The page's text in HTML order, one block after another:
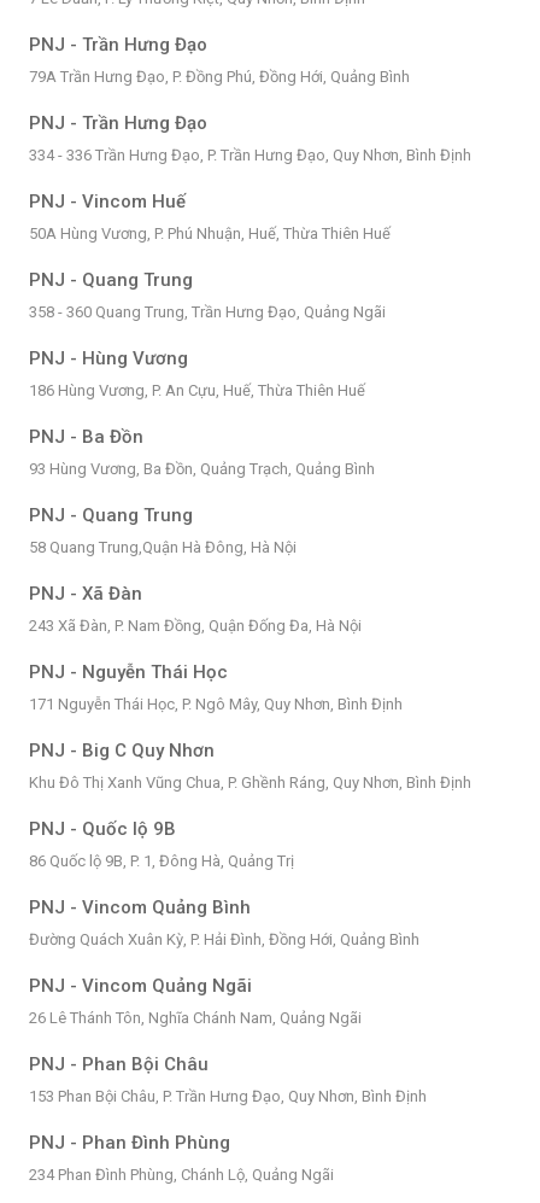
PNJ - Trần Hưng Đạo
79A Trần Hưng Đạo, P. Đồng Phú, Đồng Hới, Quảng Bình
PNJ - Trần Hưng Đạo
334 - 336 Trần Hưng Đạo, P. Trần Hưng Đạo, Quy Nhơn, Bình Định
PNJ - Vincom Huế
50A Hùng Vương, P. Phú Nhuận, Huế, Thừa Thiên Huế
PNJ - Quang Trung
358 - 360 Quang Trung, Trần Hưng Đạo, Quảng Ngãi
PNJ - Hùng Vương
186 Hùng Vương, P. An Cựu, Huế, Thừa Thiên Huế
PNJ - Ba Đồn
93 Hùng Vương, Ba Đồn, Quảng Trạch, Quảng Bình
PNJ - Quang Trung
58 Quang Trung,Quận Hà Đông, Hà Nội
PNJ - Xã Đàn
243 Xã Đàn, P. Nam Đồng, Quận Đống Đa, Hà Nội
PNJ - Nguyễn Thái Học
171 Nguyễn Thái Học, P. Ngô Mây, Quy Nhơn, Bình Định
PNJ - Big C Quy Nhơn
Khu Đô Thị Xanh Vũng Chua, P. Ghềnh Ráng, Quy Nhơn, Bình Định
PNJ - Quốc lộ 9B
86 Quốc lộ 9B, P. 1, Đông Hà, Quảng Trị
PNJ - Vincom Quảng Bình
Đường Quách Xuân Kỳ, P. Hải Đình, Đồng Hới, Quảng Bình
PNJ - Vincom Quảng Ngãi
26 Lê Thánh Tôn, Nghĩa Chánh Nam, Quảng Ngãi
PNJ - Phan Bội Châu
153 Phan Bội Châu, P. Trần Hưng Đạo, Quy Nhơn, Bình Định
PNJ - Phan Đình Phùng
234 Phan Đình Phùng, Chánh Lộ, Quảng Ngãi